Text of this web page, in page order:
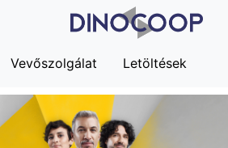
Vevőszolgálat Letöltések